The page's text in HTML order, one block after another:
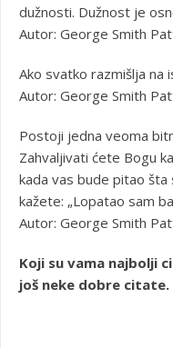
dužnosti. Dužnost je
Autor: George Smith
Ako svatko razmišlja na
Autor: George Smith
Postoji jedna veoma
Zahvaljivati ćete Bogu
kada vas bude pitao
kažete: „Lopatao sam
Autor: George Smith
Koji su vama najbolji
još neke dobre